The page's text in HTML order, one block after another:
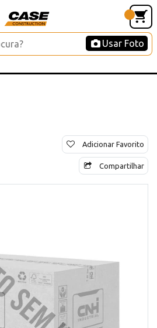
Usar Foto
Adicionar Favorito
Compartilhar